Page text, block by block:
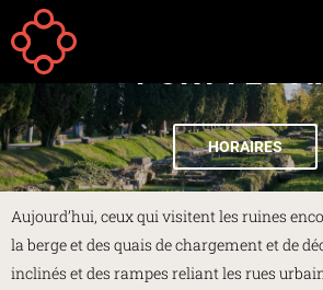
Aller au contenu principal
PORT
HORAIRES
Aujourd’hui, ceux qui visitent les ruines
la berge et des quais de chargement et de
inclinés et des rampes reliant les rues